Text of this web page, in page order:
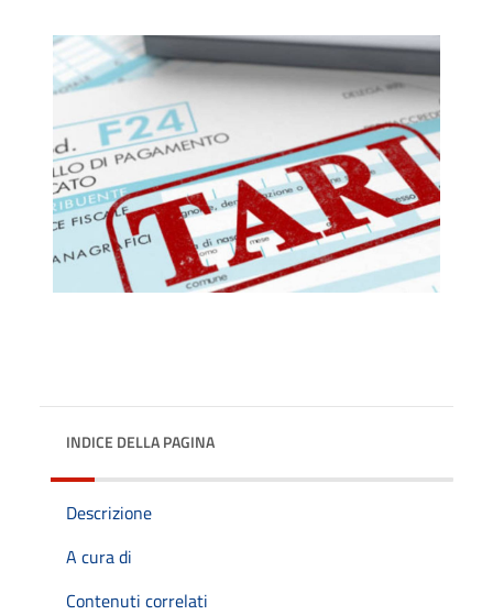
INDICE DELLA PAGINA
Descrizione
A cura di
Contenuti correlati